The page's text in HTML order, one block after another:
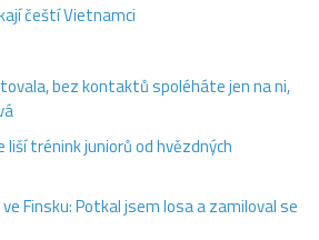
čeští Vietnamci
bez kontaktů spoléháte jen na ni,
liší trénink juniorů od hvězdných
Finsku: Potkal jsem losa a zamiloval se